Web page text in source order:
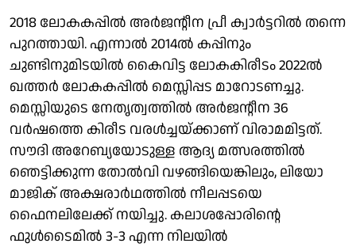
2018 ലോകകപ്പിൽ അർജൻ്റീന പ്രീ ക്വാർട്ടറിൽ തന്നെ
പുറത്തായി. എന്നാൽ 2014ൽ കപ്പിനും
ചുണ്ടിനുമിടയിൽ കൈവിട്ട ലോകകിരീടം 2022ൽ
ഖത്തർ ലോകകപ്പിൽ മെസ്സിപ്പട മാറോടണച്ചു.
മെസ്സിയുടെ നേതൃത്വത്തിൽ അർജൻ്റീന 36
വർഷത്തെ കിരീട വരൾച്ചയ്ക്കാണ് വിരാമമിട്ടത്.
സൗദി അറേബ്യയോടുള്ള ആദ്യ മത്സരത്തിൽ
ഞെട്ടിക്കുന്ന തോൽവി വഴങ്ങിയെങ്കിലും, ലിയോ
മാജിക് അക്ഷരാർഥത്തിൽ നീലപ്പടയെ
ഫൈനലിലേക്ക് നയിച്ചു. കലാശപ്പോരിൻ്റെ
ഫുൾടൈമിൽ 3-3 എന്ന നിലയിൽ